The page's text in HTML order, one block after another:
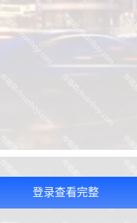
登录查看完整